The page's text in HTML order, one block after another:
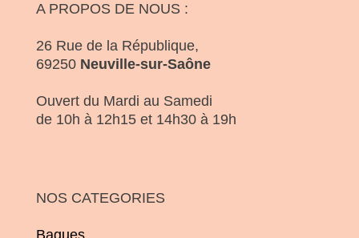
A PROPOS DE NOUS :
26 Rue de la République,
69250 Neuville-sur-Saône
Ouvert du Mardi au Samedi
de 10h à 12h15 et 14h30 à 19h
NOS CATEGORIES